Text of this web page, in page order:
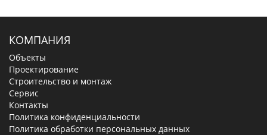
КОМПАНИЯ
Объекты
Проектирование
Строительство и монтаж
Сервис
Контакты
Политика конфиденциальности
Политика обработки персональных данных